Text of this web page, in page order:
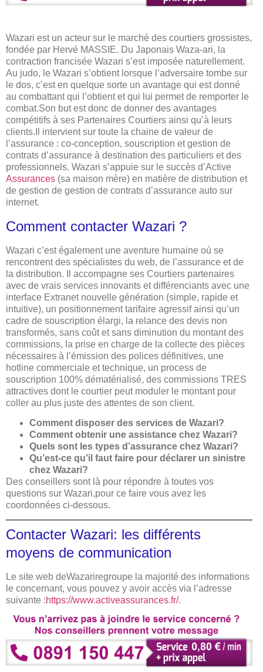
Wazari est un acteur sur le marché des courtiers grossistes,
fondée par Hervé MASSIE. Du Japonais Waza-ari, la
contraction francisée Wazari s’est imposée naturellement.
Au judo, le Wazari s’obtient lorsque l’adversaire tombe sur
le dos, c’est en quelque sorte un avantage qui est donné
au combattant qui l’obtient et qui lui permet de remporter le
combat.Son but est donc de donner des avantages
compétitifs à ses Partenaires Courtiers ainsi qu’à leurs
clients.Il intervient sur toute la chaine de valeur de
l’assurance : co-conception, souscription et gestion de
contrats d’assurance à destination des particuliers et des
professionnels. Wazari s’appuie sur le succès d’Active
Assurances (sa maison mère) en matière de distribution et
de gestion de gestion de contrats d’assurance auto sur
internet.
Comment contacter Wazari ?
Wazari c’est également une aventure humaine où se
rencontrent des spécialistes du web, de l’assurance et de
la distribution. Il accompagne ses Courtiers partenaires
avec de vrais services innovants et différenciants avec une
interface Extranet nouvelle génération (simple, rapide et
intuitive), un positionnement tarifaire agressif ainsi qu’un
cadre de souscription élargi, la relance des devis non
transformés, sans coût et sans diminution du montant des
commissions, la prise en charge de la collecte des pièces
nécessaires à l’émission des polices définitives, une
hotline commerciale et technique, un process de
souscription 100% dématérialisé, des commissions TRES
attractives dont le courtier peut moduler le montant pour
coller au plus juste des attentes de son client.
Comment disposer des services de Wazari?
Comment obtenir une assistance chez Wazari?
Quels sont les types d’assurance chez Wazari?
Qu’est-ce qu’il faut faire pour déclarer un sinistre
chez Wazari?
Des conseillers sont là pour répondre à toutes vos
questions sur Wazari,pour ce faire vous avez les
coordonnées ci-dessous.
Contacter Wazari: les différents
moyens de communication
Le site web deWazariregroupe la majorité des informations
le concernant, vous pouvez y avoir accès via l’adresse
suivante :https://www.activeassurances.fr/.